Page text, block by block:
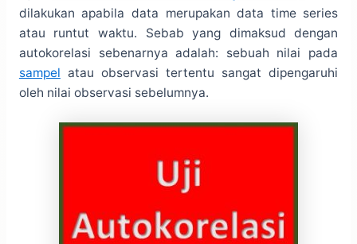
dilakukan apabila data merupakan data time series
atau runtut waktu. Sebab yang dimaksud dengan
autokorelasi sebenarnya adalah: sebuah nilai pada
sampel atau observasi tertentu sangat dipengaruhi
oleh nilai observasi sebelumnya.